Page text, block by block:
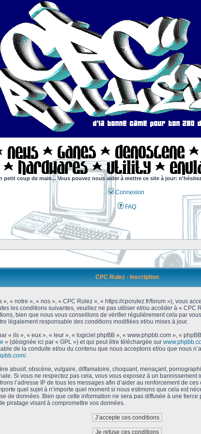
petit coup de main... Vous pouvez nous aider à mettre ce site à jour:
Connexion
FAQ
CPC Rulez - Inscription
« notre », « nos », « CPC Rulez », « https://cpcrulez.fr/forum »), vous
les conditions suivantes, veuillez ne pas utiliser et/ou accéder à «
bien que nous vous conseillons de vérifier régulièrement cela par
légalement responsable des conditions modifiées et/ou mises à jour.
« ils », « eux », « leur », « logiciel phpBB », « www.phpbb.com », «
» (désignée ici par « GPL ») et qui peut être téléchargée sur
de la conduite et/ou du contenu que nous acceptons et/ou que nous
.
abusif, obscène, vulgaire, diffamatoire, choquant, menaçant,
Si vous ne respectez pas cela, vous vous exposez à un bannissement
l’adresse IP de tous les messages afin d’aider au renforcement de
quel sujet à n’importe quel moment si nous estimons que cela est
de données. Bien que cette information ne sera pas diffusée à une
piratage visant à compromettre vos données.